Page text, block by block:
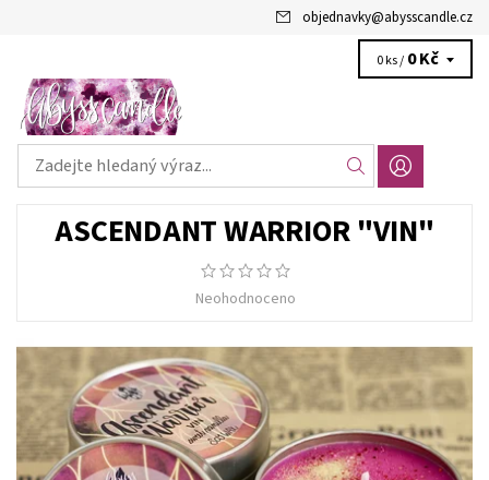
objednavky@abysscandle.cz
0 ks / 0 Kč
ASCENDANT WARRIOR "VIN"
Neohodnoceno